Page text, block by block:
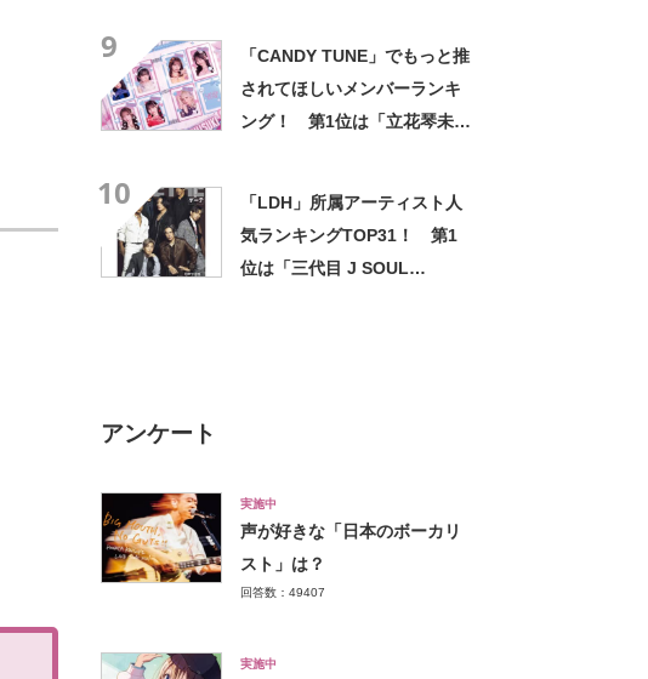
9
「CANDY TUNE」でもっと推
されてほしいメンバーランキ
ング！ 第1位は「立花琴未」
10
「LDH」所属アーティスト人
気ランキングTOP31！ 第1
位は「三代目 J SOUL
アンケート
実施中
声が好きな「日本のボーカリ
スト」は？
回答数：49407
実施中